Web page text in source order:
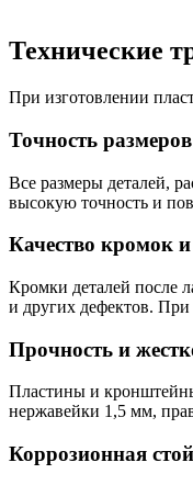
Технические
При изготовлении
Точность
Все размеры деталей,
высокую точность и
Качество кромок
Кромки деталей после
и других дефектов. При
Прочность и
Пластины и
нержавейки 1,5 мм,
Коррозионная